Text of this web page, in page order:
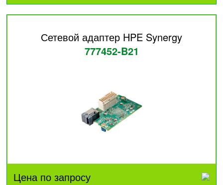
Сетевой адаптер HPE Synergy
777452-B21
Цена по запросу